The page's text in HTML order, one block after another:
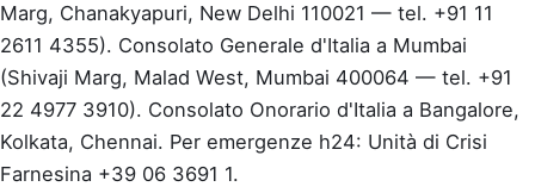
Marg, Chanakyapuri, New Delhi 110021 — tel. +91 11
2611 4355). Consolato Generale d'Italia a Mumbai
(Shivaji Marg, Malad West, Mumbai 400064 — tel. +91
22 4977 3910). Consolato Onorario d'Italia a Bangalore,
Kolkata, Chennai. Per emergenze h24: Unità di Crisi
Farnesina +39 06 3691 1.